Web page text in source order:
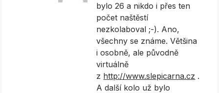
bylo 26 a nikdo i přes ten
počet naštěstí
nezkolaboval ;-). Ano,
všechny se známe. Většina
i osobně, ale původně
virtuálně
z http://www.slepicarna.cz .
A další kolo už bylo